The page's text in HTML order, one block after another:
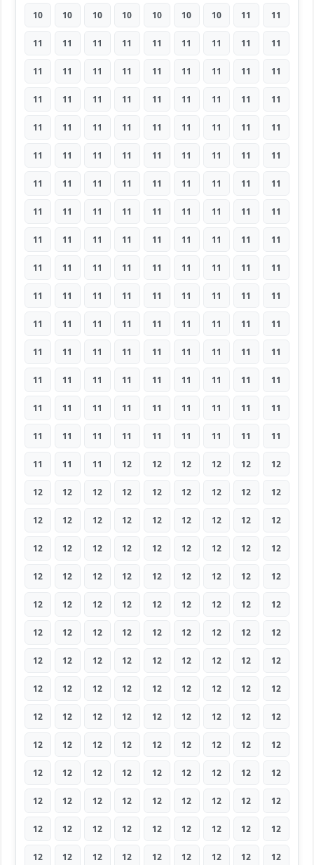
10 10 10 10 10 10 10 11 11
11 11 11 11 11 11 11 11 11
11 11 11 11 11 11 11 11 11
11 11 11 11 11 11 11 11 11
11 11 11 11 11 11 11 11 11
11 11 11 11 11 11 11 11 11
11 11 11 11 11 11 11 11 11
11 11 11 11 11 11 11 11 11
11 11 11 11 11 11 11 11 11
11 11 11 11 11 11 11 11 11
11 11 11 11 11 11 11 11 11
11 11 11 11 11 11 11 11 11
11 11 11 11 11 11 11 11 11
11 11 11 11 11 11 11 11 11
11 11 11 11 11 11 11 11 11
11 11 11 11 11 11 11 11 11
11 11 11 12 12 12 12 12 12
12 12 12 12 12 12 12 12 12
12 12 12 12 12 12 12 12 12
12 12 12 12 12 12 12 12 12
12 12 12 12 12 12 12 12 12
12 12 12 12 12 12 12 12 12
12 12 12 12 12 12 12 12 12
12 12 12 12 12 12 12 12 12
12 12 12 12 12 12 12 12 12
12 12 12 12 12 12 12 12 12
12 12 12 12 12 12 12 12 12
12 12 12 12 12 12 12 12 12
12 12 12 12 12 12 12 12 12
12 12 12 12 12 12 12 12 12
12 12 12 12 12 12 12 12 12